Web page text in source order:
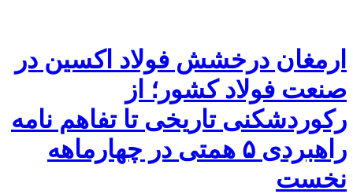
ارمغان درخشش فولاد اکسین در
صنعت فولاد کشور؛ از
رکوردشکنی تاریخی تا تفاهم نامه
راهبردی ۵ همتی در چهارماهه
نخست